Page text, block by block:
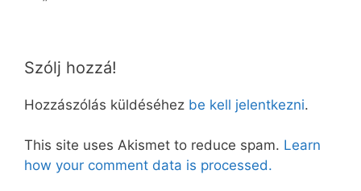
Szólj hozzá!
Hozzászólás küldéséhez be kell jelentkezni.
This site uses Akismet to reduce spam. Learn
how your comment data is processed.